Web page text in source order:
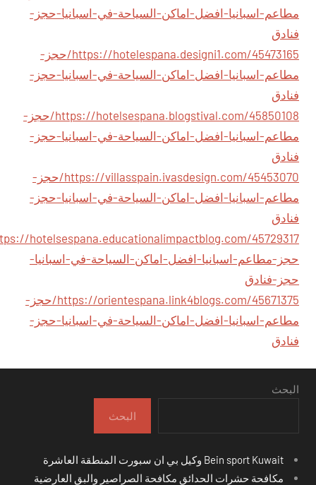
مطاعم-اسبانيا-افضل-اماكن-السياحة-في-اسبانيا-حجز-
فنادق
https://hotelespana.designi1.com/45473165/حجز-
مطاعم-اسبانيا-افضل-اماكن-السياحة-في-اسبانيا-حجز-
فنادق
https://hotelsespana.blogstival.com/45850108/حجز-
مطاعم-اسبانيا-افضل-اماكن-السياحة-في-اسبانيا-حجز-
فنادق
https://villasspain.ivasdesign.com/45453070/حجز-
مطاعم-اسبانيا-افضل-اماكن-السياحة-في-اسبانيا-حجز-
فنادق
حجز-مطاعم-اسبانيا-افضل-اماكن-السياحة-في-اسبانيا-
حجز-فنادق
https://orientespana.link4blogs.com/45671375/حجز-
مطاعم-اسبانيا-افضل-اماكن-السياحة-في-اسبانيا-حجز-
فنادق
البحث
البحث
مكافحة حشرات الحدائق مكافحة الصراصير والبق العارضية